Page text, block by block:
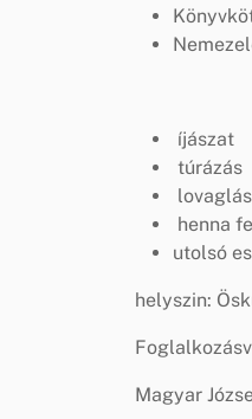
íjászat
túrázás
lovaglás
henna
utolsó
helyszin:
Magyar